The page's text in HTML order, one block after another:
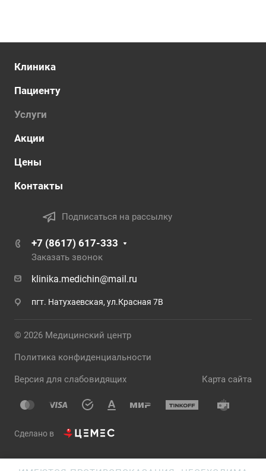
Клиника
Пациенту
Услуги
Акции
Цены
Контакты
Подписаться на рассылку
+7 (8617) 617-333
Заказать звонок
klinika.medichin@mail.ru
пгт. Натухаевская, ул.Красная 7В
© 2026 Медицинский центр
Политика конфиденциальности
Версия для слабовидящих Карта сайта
Сделано в